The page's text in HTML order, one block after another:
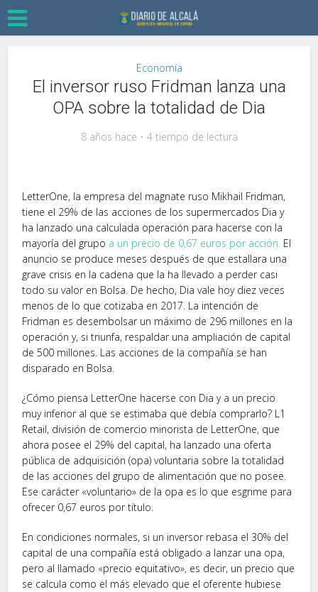
Economía
El inversor ruso Fridman lanza una
OPA sobre la totalidad de Dia
8 años hace 4 tiempo de lectura
LetterOne, la empresa del magnate ruso Mikhail Fridman,
tiene el 29% de las acciones de los supermercados Dia y
ha lanzado una calculada operación para hacerse con la
mayoría del grupo a un precio de 0,67 euros por acción. El
anuncio se produce meses después de que estallara una
grave crisis en la cadena que la ha llevado a perder casi
todo su valor en Bolsa. De hecho, Dia vale hoy diez veces
menos de lo que cotizaba en 2017. La intención de
Fridman es desembolsar un máximo de 296 millones en la
operación y, si triunfa, respaldar una ampliación de capital
de 500 millones. Las acciones de la compañía se han
disparado en Bolsa.
¿Cómo piensa LetterOne hacerse con Dia y a un precio
muy inferior al que se estimaba que debía comprarlo? L1
Retail, división de comercio minorista de LetterOne, que
ahora posee el 29% del capital, ha lanzado una oferta
pública de adquisición (opa) voluntaria sobre la totalidad
de las acciones del grupo de alimentación que no posee.
Ese carácter «voluntario» de la opa es lo que esgrime para
ofrecer 0,67 euros por título.
En condiciones normales, si un inversor rebasa el 30% del
capital de una compañía está obligado a lanzar una opa,
pero al llamado «precio equitativo», es decir, un precio que
se calcula como el más elevado que el oferente hubiese